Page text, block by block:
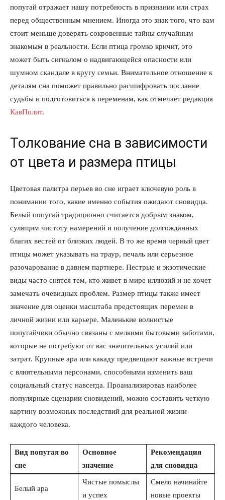
попугай отражает нашу потребность в признании или страх
перед общественным мнением. Иногда это знак того, что вам
стоит меньше доверять сокровенные тайны случайным
знакомым в реальности. Если птица громко кричит, это
может быть сигналом о надвигающейся опасности или
шумном скандале в кругу семьи. Внимательное отношение к
деталям сна поможет правильно расшифровать послание
судьбы и подготовиться к переменам, как отмечает редакция
КавПолит.
Толкование сна в зависимости
от цвета и размера птицы
Цветовая палитра перьев во сне играет ключевую роль в
понимании того, какие именно события ожидают сновидца.
Белый попугай традиционно считается добрым знаком,
сулящим чистоту намерений и получение долгожданных
благих вестей от близких людей. В то же время черный цвет
птицы может указывать на траур, печаль или серьезное
разочарование в давнем партнере. Пестрые и экзотические
виды часто снятся тем, кто живет в мире иллюзий и не хочет
замечать очевидных проблем. Размер птицы также имеет
значение для оценки масштаба предстоящих перемен в
личной жизни или карьере. Маленькие волнистые
попугайчики обычно связаны с мелкими бытовыми заботами,
которые не потребуют от вас значительных усилий или
затрат. Крупные ара или какаду предвещают важные встречи
с влиятельными персонами, способными изменить ваш
социальный статус навсегда. Проанализировав наиболее
популярные сценарии сновидений, можно составить четкую
картину возможных последствий для реальной жизни
каждого человека.
Вид попугая во
сне
Основное
значение
Рекомендация
для сновидца
Белый ара
Чистые помыслы
и успех
Смело начинайте
новые проекты